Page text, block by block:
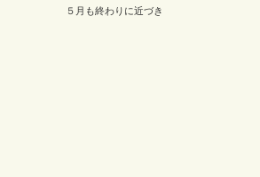
５月も終わりに近づき